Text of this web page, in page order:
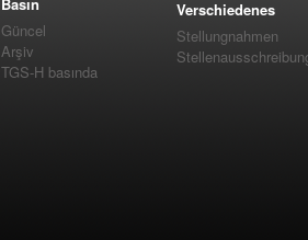
Güncel
Arşiv
TGS-H basında
Verschiedenes
Stellungnahmen